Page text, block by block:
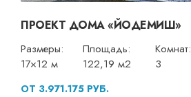
ПРОЕКТ ДОМА «ЙОДЕМИШ»
Размеры:
17×12 м
Площадь:
122,19 м2
Комнат:
3
ОТ 3.971.175 РУБ.